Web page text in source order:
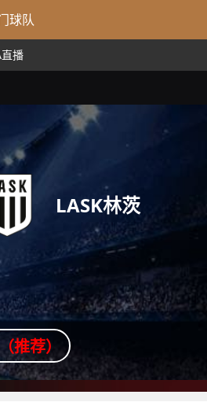
球队
播
LASK林茨
推荐）